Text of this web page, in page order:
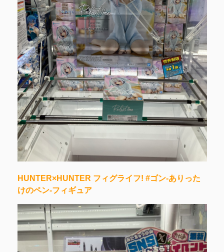
HUNTER×HUNTER フィグライフ! #ゴン-ありった
けのペン-フィギュア